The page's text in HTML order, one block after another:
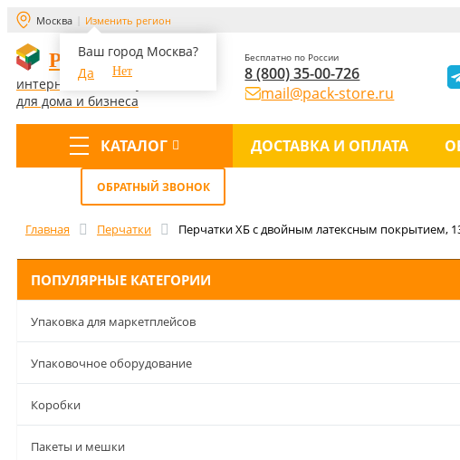
Москва Изменить регион
Ваш город Москва?
Да
Нет
PACK-STORE
интернет-магазин упаковки
для дома и бизнеса
Бесплатно по России
8 (800) 35-00-726
mail@pack-store.ru
КАТАЛОГ ДОСТАВКА И ОПЛАТА
ОБРАТНЫЙ ЗВОНОК
Главная Перчатки Перчатки ХБ с двойным латексным покрытием,
ПОПУЛЯРНЫЕ КАТЕГОРИИ
Упаковка для маркетплейсов
Упаковочное оборудование
Коробки
Пакеты и мешки